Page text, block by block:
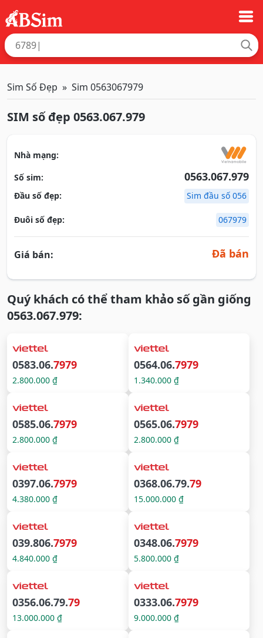
Sim Số Đẹp Sim 0563067979
SIM số đẹp 0563.067.979
Nhà mạng:
Số sim:
0563.067.979
Đầu số đẹp: Sim đầu số 056
Đuôi số đẹp: 067979
Giá bán: Đã bán
Quý khách có thể tham khảo số gần giống
0563.067.979:
0583.06.7979
2.800.000 ₫
0564.06.7979
1.340.000 ₫
0585.06.7979
2.800.000 ₫
0565.06.7979
2.800.000 ₫
0397.06.7979
4.380.000 ₫
0368.06.79.79
15.000.000 ₫
039.806.7979
4.840.000 ₫
0348.06.7979
5.800.000 ₫
0356.06.79.79
13.000.000 ₫
0333.06.7979
9.000.000 ₫